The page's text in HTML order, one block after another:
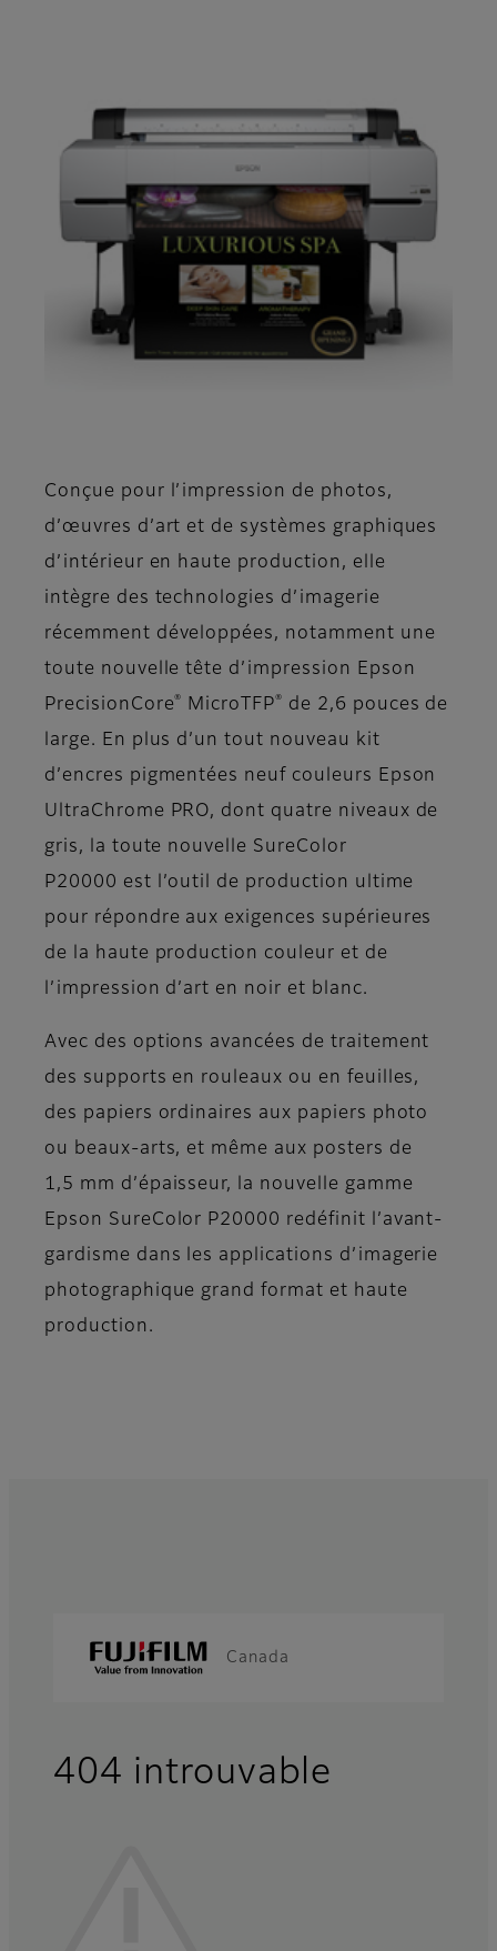
Conçue pour l’impression de photos,
d’œuvres d’art et de systèmes graphiques
d’intérieur en haute production, elle
intègre des technologies d’imagerie
récemment développées, notamment une
toute nouvelle tête d’impression Epson
PrecisionCore® MicroTFP®
de 2,6 pouces de
large. En plus d’un tout nouveau kit
d’encres pigmentées neuf couleurs Epson
UltraChrome PRO, dont quatre niveaux de
gris, la toute nouvelle SureColor
P20000 est l’outil de production ultime
pour répondre aux exigences supérieures
de la haute production couleur et de
l’impression d’art en noir et blanc.
Avec des options avancées de traitement
des supports en rouleaux ou en feuilles,
des papiers ordinaires aux papiers photo
ou beaux-arts, et même aux posters de
1,5 mm d’épaisseur, la nouvelle gamme
Epson SureColor P20000 redéfinit l’avant-
gardisme dans les applications d’imagerie
photographique grand format et haute
production.
Canada
404 introuvable